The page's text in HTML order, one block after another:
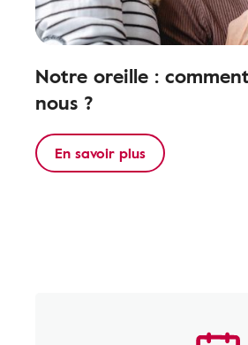
Notre oreille :
nous ?
En savoir plus